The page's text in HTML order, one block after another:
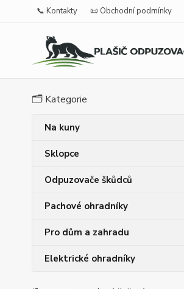
📞 Kontakty 📜 Obchodní podmínky
🗂️ Kategorie
Na kuny
Sklopce
Odpuzovače škůdců
Pachové ohradníky
Pro dům a zahradu
Elektrické ohradníky